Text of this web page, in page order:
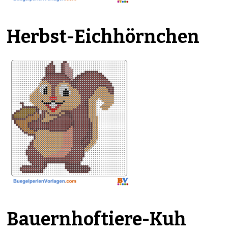
Herbst-Eichhörnchen
Bauernhoftiere-Kuh